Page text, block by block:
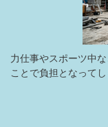
力仕事やスポーツ中
ことで負担となって